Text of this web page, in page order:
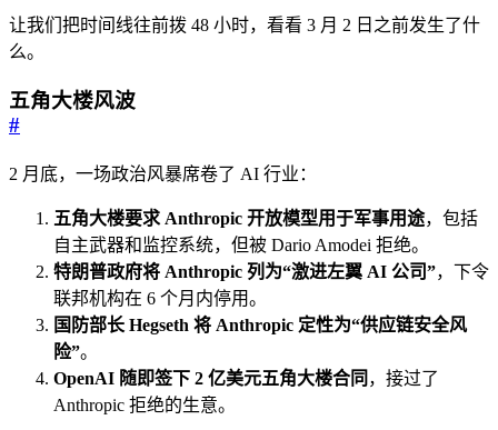
让我们把时间线往前拨 48 小时，看看 3 月 2 日之前发生了什
么。
五角大楼风波
#
2 月底，一场政治风暴席卷了 AI 行业：
五角大楼要求 Anthropic 开放模型用于军事用途，包括
自主武器和监控系统，但被 Dario Amodei 拒绝。
特朗普政府将 Anthropic 列为“激进左翼 AI 公司”，下令
联邦机构在 6 个月内停用。
国防部长 Hegseth 将 Anthropic 定性为“供应链安全风
险”。
OpenAI 随即签下 2 亿美元五角大楼合同 ，接过了
Anthropic 拒绝的生意。